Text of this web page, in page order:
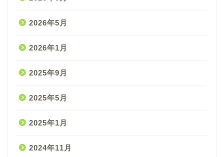
2026年5月
2026年1月
2025年9月
2025年5月
2025年1月
2024年11月